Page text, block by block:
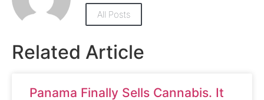
All Posts
Related Article
Panama Finally Sells Cannabis. It